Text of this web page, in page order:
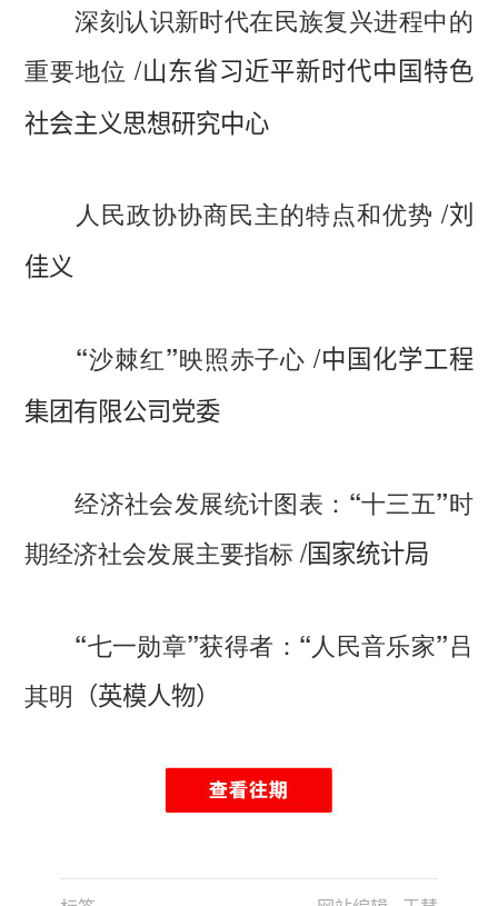
深刻认识新时代在民族复兴进程中的
重要地位 /山东省习近平新时代中国特色
社会主义思想研究中心
人民政协协商民主的特点和优势 /刘
佳义
“沙棘红”映照赤子心 /中国化学工程
集团有限公司党委
经济社会发展统计图表：“十三五”时
期经济社会发展主要指标/国家统计局
“七一勋章”获得者：“人民音乐家”吕
其明 （英模人物）